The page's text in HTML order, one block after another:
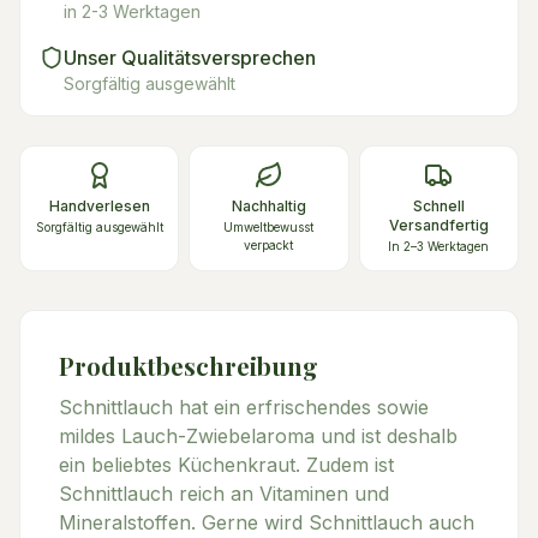
in 2-3 Werktagen
Unser Qualitätsversprechen
Sorgfältig ausgewählt
Handverlesen
Sorgfältig ausgewählt
Nachhaltig
Umweltbewusst
verpackt
Schnell
Versandfertig
In 2–3 Werktagen
Produktbeschreibung
Schnittlauch hat ein erfrischendes sowie
mildes Lauch-Zwiebelaroma und ist deshalb
ein beliebtes Küchenkraut. Zudem ist
Schnittlauch reich an Vitaminen und
Mineralstoffen. Gerne wird Schnittlauch auch